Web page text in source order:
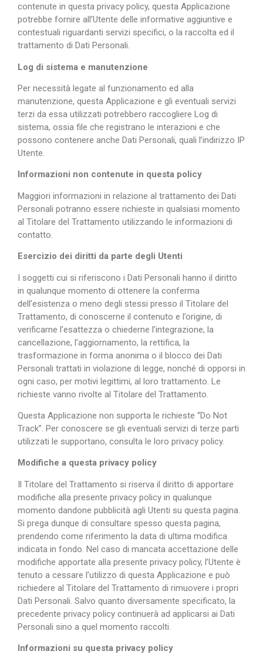
contenute in questa privacy policy, questa Applicazione
potrebbe fornire all’Utente delle informative aggiuntive e
contestuali riguardanti servizi specifici, o la raccolta ed il
trattamento di Dati Personali.
Log di sistema e manutenzione
Per necessità legate al funzionamento ed alla
manutenzione, questa Applicazione e gli eventuali servizi
terzi da essa utilizzati potrebbero raccogliere Log di
sistema, ossia file che registrano le interazioni e che
possono contenere anche Dati Personali, quali l’indirizzo IP
Utente.
Informazioni non contenute in questa policy
Maggiori informazioni in relazione al trattamento dei Dati
Personali potranno essere richieste in qualsiasi momento
al Titolare del Trattamento utilizzando le informazioni di
contatto.
Esercizio dei diritti da parte degli Utenti
I soggetti cui si riferiscono i Dati Personali hanno il diritto
in qualunque momento di ottenere la conferma
dell’esistenza o meno degli stessi presso il Titolare del
Trattamento, di conoscerne il contenuto e l’origine, di
verificarne l’esattezza o chiederne l’integrazione, la
cancellazione, l’aggiornamento, la rettifica, la
trasformazione in forma anonima o il blocco dei Dati
Personali trattati in violazione di legge, nonché di opporsi in
ogni caso, per motivi legittimi, al loro trattamento. Le
richieste vanno rivolte al Titolare del Trattamento.
Questa Applicazione non supporta le richieste “Do Not
Track”. Per conoscere se gli eventuali servizi di terze parti
utilizzati le supportano, consulta le loro privacy policy.
Modifiche a questa privacy policy
Il Titolare del Trattamento si riserva il diritto di apportare
modifiche alla presente privacy policy in qualunque
momento dandone pubblicità agli Utenti su questa pagina.
Si prega dunque di consultare spesso questa pagina,
prendendo come riferimento la data di ultima modifica
indicata in fondo. Nel caso di mancata accettazione delle
modifiche apportate alla presente privacy policy, l’Utente è
tenuto a cessare l’utilizzo di questa Applicazione e può
richiedere al Titolare del Trattamento di rimuovere i propri
Dati Personali. Salvo quanto diversamente specificato, la
precedente privacy policy continuerà ad applicarsi ai Dati
Personali sino a quel momento raccolti.
Informazioni su questa privacy policy